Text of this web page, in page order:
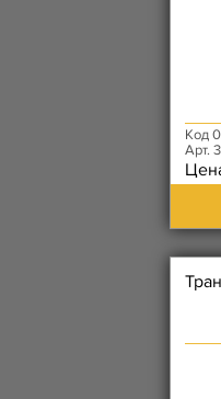
Код
Арт.